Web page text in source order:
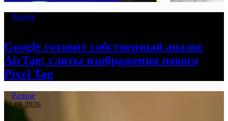
Разное
Google готовит собственный аналог
AirTag: слиты изображения нового
Pixel Tag
Разное
01.08.2026